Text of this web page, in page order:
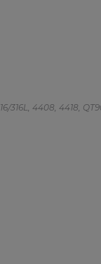
316L, 4408, 4418,